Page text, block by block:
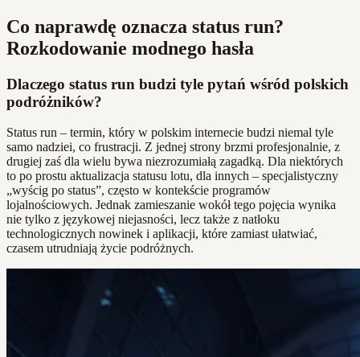
Co naprawdę oznacza status run?
Rozkodowanie modnego hasła
Dlaczego status run budzi tyle pytań wśród polskich
podróżników?
Status run – termin, który w polskim internecie budzi niemal tyle
samo nadziei, co frustracji. Z jednej strony brzmi profesjonalnie, z
drugiej zaś dla wielu bywa niezrozumiałą zagadką. Dla niektórych
to po prostu aktualizacja statusu lotu, dla innych – specjalistyczny
„wyścig po status”, często w kontekście programów
lojalnościowych. Jednak zamieszanie wokół tego pojęcia wynika
nie tylko z językowej niejasności, lecz także z natłoku
technologicznych nowinek i aplikacji, które zamiast ułatwiać,
czasem utrudniają życie podróżnych.